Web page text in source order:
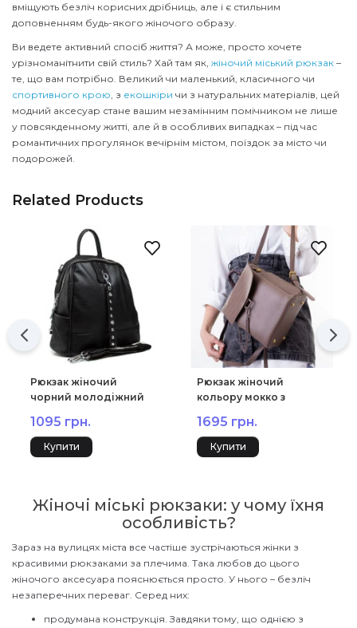
вміщують безліч корисних дрібниць, але і є стильним
доповненням будь-якого жіночого образу.
Ви ведете активний спосіб життя? А може, просто хочете
урізноманітнити свій стиль? Хай там як, жіночий міський рюкзак –
те, що вам потрібно. Великий чи маленький, класичного чи
спортивного крою, з екошкіри чи з натуральних матеріалів, цей
модний аксесуар стане вашим незамінним помічником не лише
у повсякденному житті, але й в особливих випадках – під час
романтичних прогулянок вечірнім містом, поїздок за місто чи
подорожей.
Related Products
Рюкзак жіночий
чорний молодіжний
1095 грн.
Купити
Рюкзак жіночий
кольору мокко з
6265-D S
1695 грн.
Купити
Жіночі міські рюкзаки: у чому їхня
особливість?
Зараз на вулицях міста все частіше зустрічаються жінки з
красивими рюкзаками за плечима. Така любов до цього
жіночого аксесуара пояснюється просто. У нього – безліч
незаперечних переваг. Серед них:
продумана конструкція. Завдяки тому, що однією з